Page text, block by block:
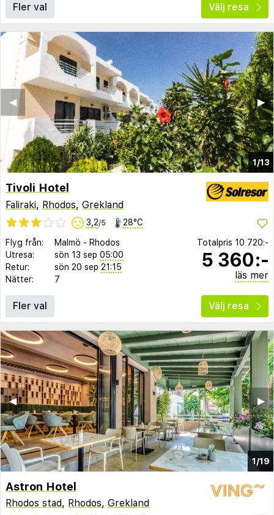
Fler val Välj resa
1/13
▶︎
◀︎
Tivoli Hotel
Faliraki, Rhodos, Grekland
3,2/5 28°C
Flyg från: Malmö - Rhodos
Utresa:
sön 13 sep 05:00
Retur:
sön 20 sep 21:15
Nätter:
7
Totalpris 10 720:-
5 360:-
läs mer
Fler val Välj resa
1/19
▶︎
◀︎
Astron Hotel
Rhodos stad, Rhodos, Grekland